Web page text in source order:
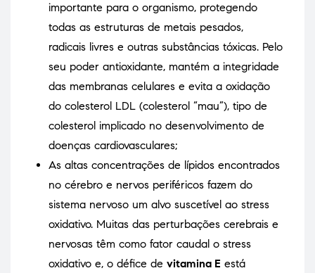
importante para o organismo, protegendo
todas as estruturas de metais pesados,
radicais livres e outras substâncias tóxicas. Pelo
seu poder antioxidante, mantém a integridade
das membranas celulares e evita a oxidação
do colesterol LDL (colesterol “mau”), tipo de
colesterol implicado no desenvolvimento de
doenças cardiovasculares;
As altas concentrações de lípidos encontrados
no cérebro e nervos periféricos fazem do
sistema nervoso um alvo suscetível ao stress
oxidativo. Muitas das perturbações cerebrais e
nervosas têm como fator caudal o stress
oxidativo e, o défice de vitamina E está